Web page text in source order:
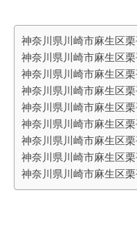
神奈川県川崎市麻生区
神奈川県川崎市麻生区
神奈川県川崎市麻生区栗
神奈川県川崎市麻生区
神奈川県川崎市麻生区
神奈川県川崎市麻生区
神奈川県川崎市麻生区
神奈川県川崎市麻生区
神奈川県川崎市麻生区